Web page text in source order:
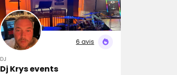
6 avis
DJ
Dj Krys events